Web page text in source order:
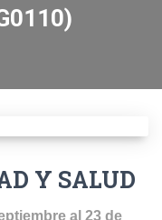
Y SALUD
al 23 de